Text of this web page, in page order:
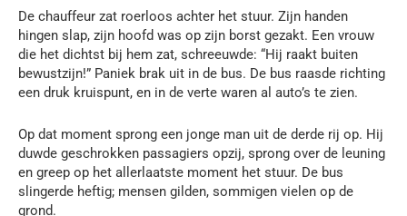
De chauffeur zat roerloos achter het stuur. Zijn handen
hingen slap, zijn hoofd was op zijn borst gezakt. Een vrouw
die het dichtst bij hem zat, schreeuwde: “Hij raakt buiten
bewustzijn!” Paniek brak uit in de bus. De bus raasde richting
een druk kruispunt, en in de verte waren al auto’s te zien.
Op dat moment sprong een jonge man uit de derde rij op. Hij
duwde geschrokken passagiers opzij, sprong over de leuning
en greep op het allerlaatste moment het stuur. De bus
slingerde heftig; mensen gilden, sommigen vielen op de
grond.